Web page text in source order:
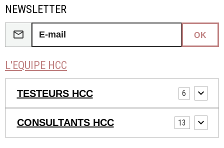
NEWSLETTER
OK
L'EQUIPE HCC
TESTEURS HCC 6
CONSULTANTS HCC 13